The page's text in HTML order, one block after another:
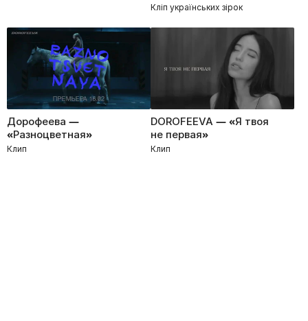
Кліп українських зірок
Дорофеева —
«Разноцветная»
Клип
DOROFEEVA — «Я твоя
не первая»
Клип